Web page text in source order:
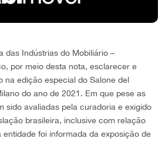
das Indústrias do Mobiliário –
por meio desta nota, esclarecer e
na edição especial do Salone del
do ano de 2021. Em que pese as
sido avaliadas pela curadoria e exigido
brasileira, inclusive com relação
entidade foi informada da exposição de